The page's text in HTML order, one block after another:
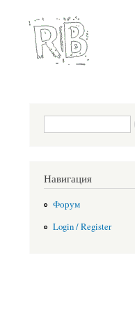
Main menu
Search form
Навигация
Форум
Login / Register